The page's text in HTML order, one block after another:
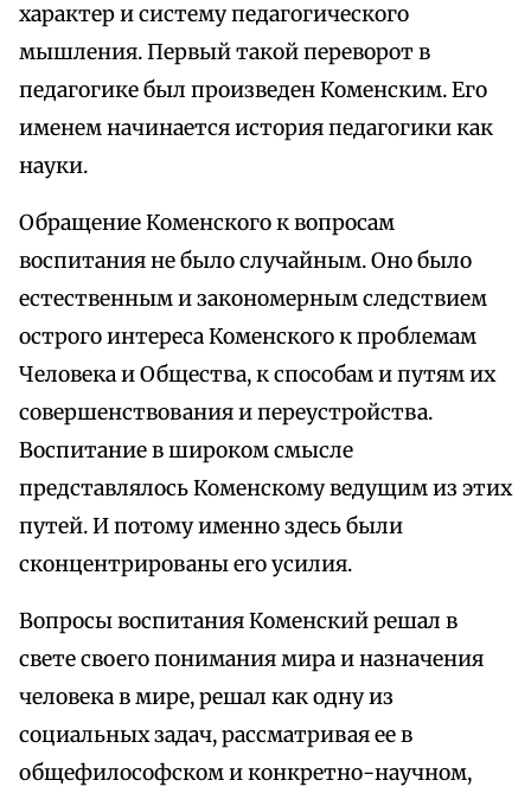
характер и систему педагогического
мышления. Первый такой переворот в
педагогике был произведен Коменским. Его
именем начинается история педагогики как
науки.
Обращение Коменского к вопросам
воспитания не было случайным. Оно было
естественным и закономерным следствием
острого интереса Коменского к проблемам
Человека и Общества, к способам и путям их
совершенствования и переустройства.
Воспитание в широком смысле
представлялось Коменскому ведущим из этих
путей. И потому именно здесь были
сконцентрированы его усилия.
Вопросы воспитания Коменский решал в
свете своего понимания мира и назначения
человека в мире, решал как одну из
социальных задач, рассматривая ее в
общефилософском и конкретно-научном,